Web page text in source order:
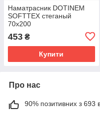
Наматрасник DOTINEM
SOFTTEX стеганый
70х200
453 ₴
Купити
Про нас
90% позитивних з 693